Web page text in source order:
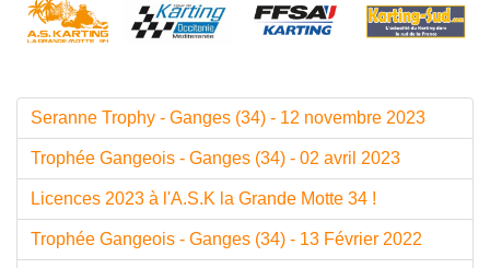
Seranne Trophy - Ganges (34) - 12 novembre 2023
Trophée Gangeois - Ganges (34) - 02 avril 2023
Licences 2023 à l'A.S.K la Grande Motte 34 !
Trophée Gangeois - Ganges (34) - 13 Février 2022